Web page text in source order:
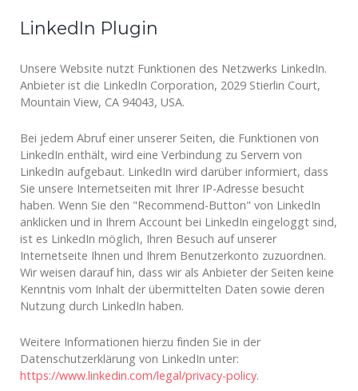
LinkedIn Plugin
Unsere Website nutzt Funktionen des Netzwerks LinkedIn.
Anbieter ist die LinkedIn Corporation, 2029 Stierlin Court,
Mountain View, CA 94043, USA.
Bei jedem Abruf einer unserer Seiten, die Funktionen von
LinkedIn enthält, wird eine Verbindung zu Servern von
LinkedIn aufgebaut. LinkedIn wird darüber informiert, dass
Sie unsere Internetseiten mit Ihrer IP-Adresse besucht
haben. Wenn Sie den "Recommend-Button" von LinkedIn
anklicken und in Ihrem Account bei LinkedIn eingeloggt sind,
ist es LinkedIn möglich, Ihren Besuch auf unserer
Internetseite Ihnen und Ihrem Benutzerkonto zuzuordnen.
Wir weisen darauf hin, dass wir als Anbieter der Seiten keine
Kenntnis vom Inhalt der übermittelten Daten sowie deren
Nutzung durch LinkedIn haben.
Weitere Informationen hierzu finden Sie in der
Datenschutzerklärung von LinkedIn unter:
https://www.linkedin.com/legal/privacy-policy.